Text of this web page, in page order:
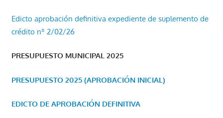
Edicto aprobación definitiva expediente de suplemento de
crédito nº 2/02/26
PRESUPUESTO MUNICIPAL 2025
PRESUPUESTO 2025 (APROBACIÓN INICIAL)
EDICTO DE APROBACIÓN DEFINITIVA